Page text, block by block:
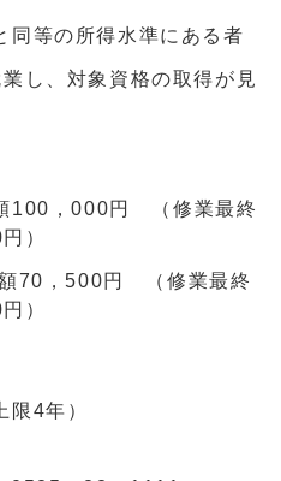
同等の所得水準にある者
し、対象資格の取得が見
100，000円 （修業最終
）
70，500円 （修業最終
）
限4年）